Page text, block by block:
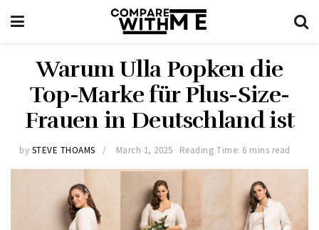
Warum Ulla Popken die
Top-Marke für Plus-Size-
Frauen in Deutschland ist
by STEVE THOAMS March 1, 2025 Reading Time: 6 mins read